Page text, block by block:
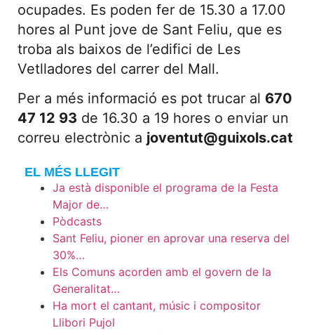
ocupades. Es poden fer de 15.30 a 17.00
hores al Punt jove de Sant Feliu, que es
troba als baixos de l’edifici de Les
Vetlladores del carrer del Mall.
Per a més informació es pot trucar al 670
47 12 93 de 16.30 a 19 hores o enviar un
correu electrònic a joventut@guixols.cat
EL MÉS LLEGIT
Ja està disponible el programa de la Festa
Major de…
Pòdcasts
Sant Feliu, pioner en aprovar una reserva del
30%…
Els Comuns acorden amb el govern de la
Generalitat…
Ha mort el cantant, músic i compositor
Llibori Pujol